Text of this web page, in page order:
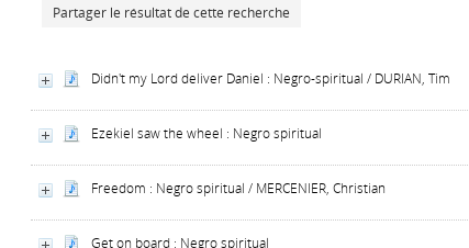
Partager le résultat de cette recherche
Didn't my Lord deliver Daniel : Negro-spiritual / DURIAN, Tim
Ezekiel saw the wheel : Negro spiritual
Freedom : Negro spiritual / MERCENIER, Christian
Get on board : Negro spiritual